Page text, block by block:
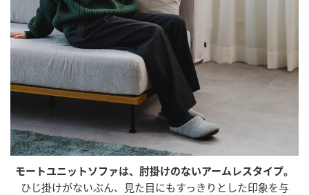
モートユニットソファは、肘掛けのないアームレスタイプ。
ひじ掛けがないぶん、見た目にもすっきりとした印象を与